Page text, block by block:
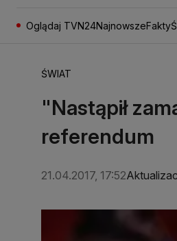
Oglądaj TVN24NajnowszeFakty
ŚWIAT
"Nastąpił
referendum
21.04.2017, 17:52